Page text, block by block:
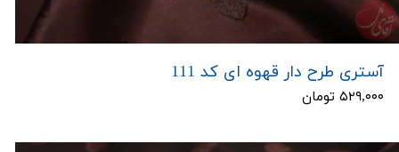
آستری طرح دار قهوه ای کد 111
۵۲۹,۰۰۰ تومان